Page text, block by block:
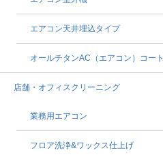
エアコン天井埋込タイプ
オールチタンAC（エアコン）コート
店舗・オフィスクリーニング
業務用エアコン
フロア洗浄&ワックス仕上げ